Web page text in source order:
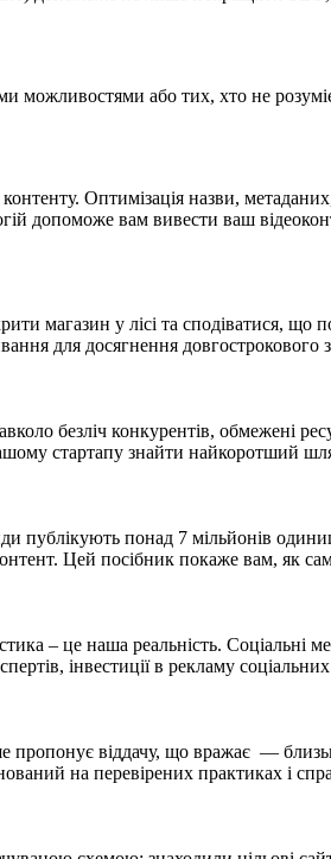
можливостями або тих, хто не
Оптимізація назви,
допоможе вам вивести ваш
магазин у лісі та сподіватися, що
для досягнення
безліч конкурентів, обмежені
стартапу знайти найкоротший
публікують понад 7 мільйонів
Цей посібник покаже вам, як
– це наша реальність.
інвестиції в рекламу
пропонує віддачу, що вражає —
на перевірених практиках і